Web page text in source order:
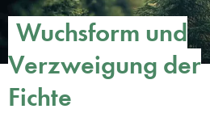
Wuchsform und
Verzweigung der
Fichte